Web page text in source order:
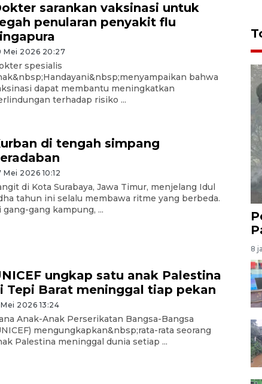
sarankan vaksinasi untuk
penularan penyakit flu
Mei 2026 20:27
spesialis
bahwa
dapat membantu meningkatkan
terhadap risiko ...
di tengah simpang
Mei 2026 10:12
di Kota Surabaya, Jawa Timur, menjelang Idul
tahun ini selalu membawa ritme yang berbeda.
gang-gang kampung, ...
ungkap satu anak Palestina
Tepi Barat meninggal tiap pekan
Mei 2026 13:24
Anak-Anak Perserikatan Bangsa-Bangsa
mengungkapkan&nbsp;rata-rata seorang
Palestina meninggal dunia setiap ...
8